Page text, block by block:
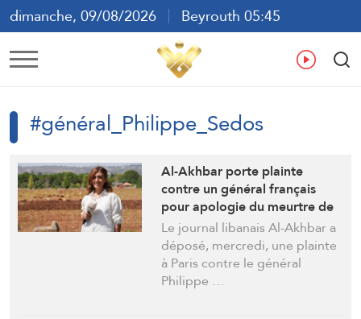
dimanche, 09/08/2026
Beyrouth 05:45
ع
#général_Philippe_Sedos
Al-Akhbar porte plainte
contre un général français
pour apologie du meurtre de
la journaliste Amal Khalil
Le journal libanais Al-Akhbar a
déposé, mercredi, une plainte
à Paris contre le général
Philippe …